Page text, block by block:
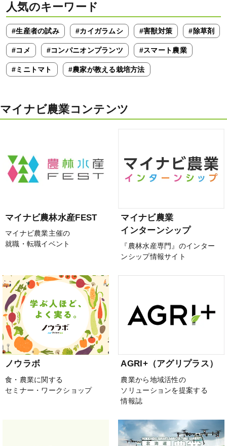
人気のキーワード
#生産者の試み #カイガラムシ #害獣対策 #除草剤
#コメ #コンパニオンプランツ #スマート農業
#ミニトマト #農家が教える栽培方法
マイナビ農業コンテンツ
マイナビ農林水産FEST
マイナビ農業主催の
就職・転職イベント
マイナビ農業
インターンシップ
『農林水産専門』のインター
ンシップ情報サイト
ノウラボ
食・農業に関する
セミナー・ワークショップ
AGRI+（アグリプラス）
農業から地域活性の
ソリューションを提案する
情報誌